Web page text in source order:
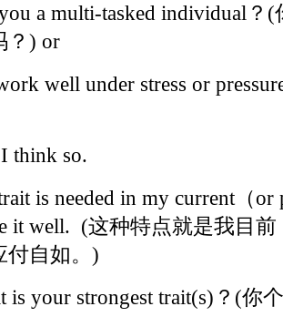
a multi-tasked individual？(
？) or
well under stress or
so.
is needed in my current（or
it well. (这种特点就是我目
付自如。)
your strongest trait(s)？(你